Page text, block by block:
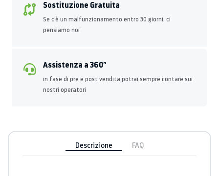
Sostituzione Gratuita
Se c’è un malfunzionamento entro 30 giorni, ci
pensiamo noi
Assistenza a 360°
in fase di pre e post vendita potrai sempre contare sui
nostri operatori
Descrizione FAQ